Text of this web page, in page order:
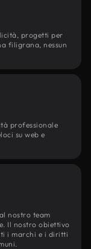
progetti per
filigrana, nessun
professionale
su web e
nostro team
Il nostro obiettivo
i marchi e i diritti